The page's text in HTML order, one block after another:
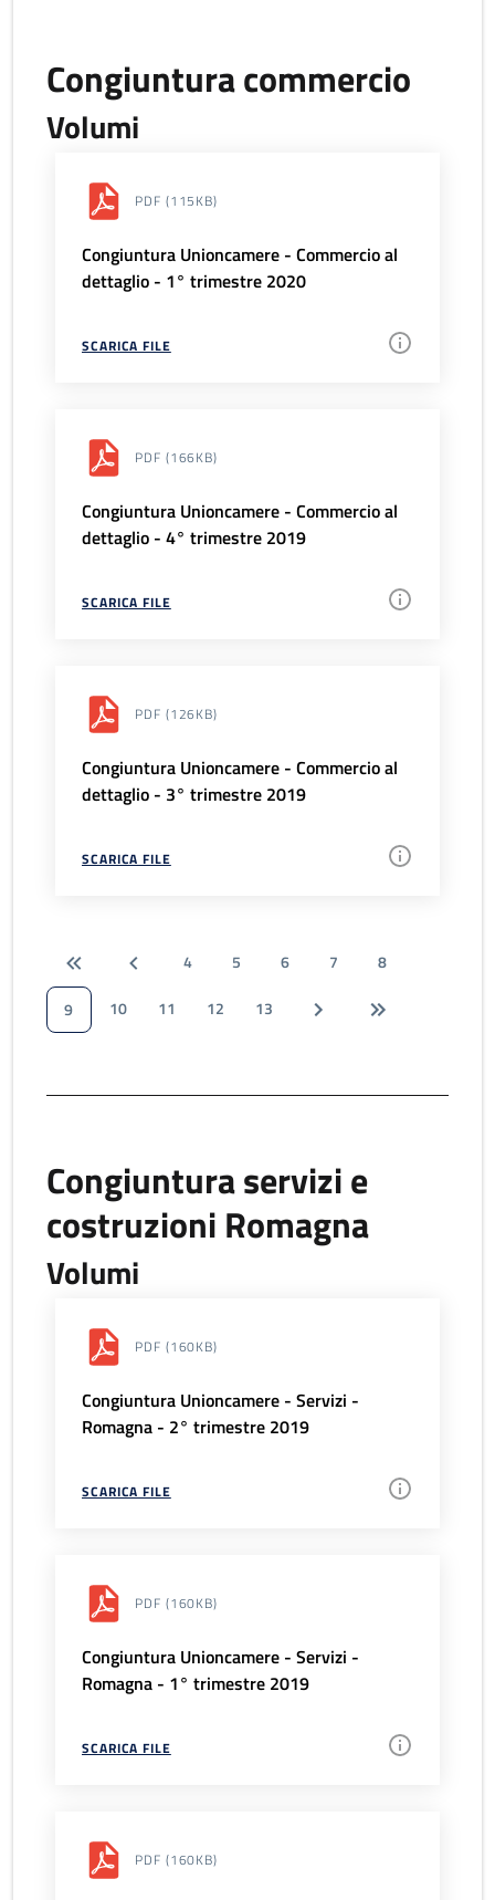
Congiuntura commercio
Volumi
PDF (115KB)
Congiuntura Unioncamere - Commercio al
dettaglio - 1° trimestre 2020
SCARICA FILE
PDF (166KB)
Congiuntura Unioncamere - Commercio al
dettaglio - 4° trimestre 2019
SCARICA FILE
PDF (126KB)
Congiuntura Unioncamere - Commercio al
dettaglio - 3° trimestre 2019
SCARICA FILE
4 5 6 7
8
9
10 11 12 13
Congiuntura servizi e
costruzioni Romagna
Volumi
PDF (160KB)
Congiuntura Unioncamere - Servizi -
Romagna - 2° trimestre 2019
SCARICA FILE
PDF (160KB)
Congiuntura Unioncamere - Servizi -
Romagna - 1° trimestre 2019
SCARICA FILE
PDF (160KB)